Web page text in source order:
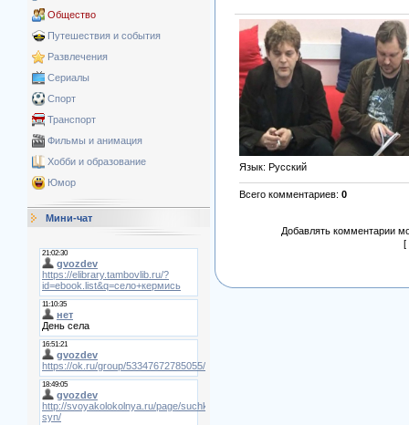
Общество
Путешествия и события
Развлечения
Сериалы
Спорт
Транспорт
Фильмы и анимация
Хобби и образование
Юмор
Мини-чат
Язык: Русский
Всего комментариев: 0
Добавлять комментарии
[